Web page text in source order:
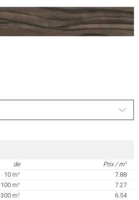
de
Prix / m¹
10 m¹
7.88
100 m¹
7.27
300 m¹
6.54